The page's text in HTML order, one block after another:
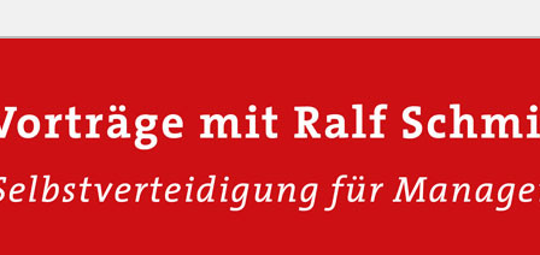
für Hackervorträge &
in die Welt der Cybersicherheit mit Ralf Schmitz. Erleben Sie Live-
& schützen Sie sich effektiv.